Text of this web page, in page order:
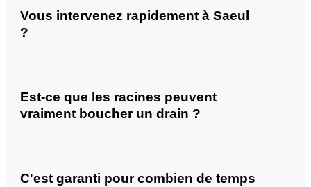
Vous intervenez rapidement à Saeul
?
Est-ce que les racines peuvent
vraiment boucher un drain ?
C'est garanti pour combien de temps